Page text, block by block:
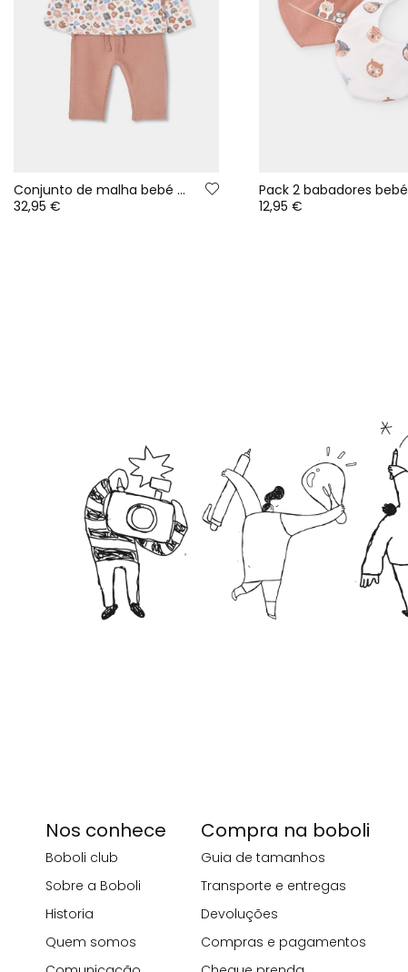
Conjunto de malha bebé menina estampado flores rosa
32,95 €
12,95 €
Nos conhece
Boboli club
Sobre a Boboli
Historia
Quem somos
Compra na boboli
Guia de tamanhos
Transporte e entregas
Devoluções
Compras e pagamentos